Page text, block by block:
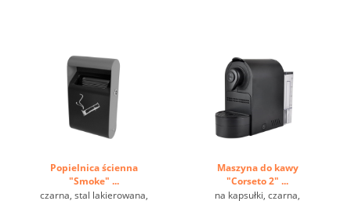
Popielnica ścienna
"Smoke" ...
czarna, stal lakierowana,
Maszyna do kawy
"Corseto 2" ...
na kapsułki, czarna,